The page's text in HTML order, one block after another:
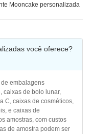
Fabricante de
você oferece?
embalagens
caixas de bolo lunar,
C, caixas de cosméticos,
e caixas de
amostras, com custos
de amostra podem ser